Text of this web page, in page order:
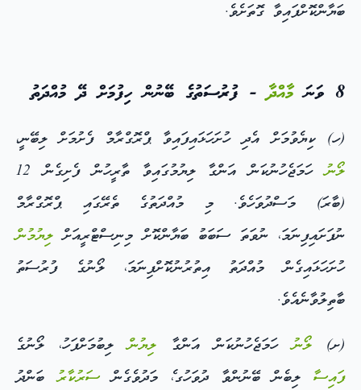
ބަޔާންކޮށްފައިވާ ގޮތަށެވެ.
8 ވަނަ މާއްދާ- ފުރުސަތުގެ ބޭނުން ހިފުމަށް ދޭ މުއްދަތު
(ހ) ކިޔެވުމަށް އެދި ހުށަހަޅައިފައިވާ ޕްރޮގްރާމް ފެށުމަށް ލިބޭނީ،
ލޯނު
ހަމަޖެހުނުކަން އަންގާ ލިޔުމުގައިވާ ތާރީހުން ފެށިގެން 12
(ބާރަ) މަސްދުވަހެވެ. މި މުއްދަތުގެ ތެރޭގައި ޕްރޮގްރާމް
ނުފަށައިފިނަމަ، ނުވަތަ ސަބަބު ބަޔާންކޮށް މިނިސްޓްރީއަށް ލިޔުމުން
ހުށަހަޅައިގެން މުއްދަތު އިތުރުނުކޮށްފިނަމަ، ލޯނުގެ ފުރުސަތު
ބާތިލުވާނެއެވެ.
(ށ)ލޯނުހަމަޖެހުނުކަން އަންގާ ލިޔުންލިބުމަށްފަހު، ލޯނުގެ
ފައިސާލިބެން ބޭނުންވާ ދުވަހުގ،ެ މަދުވެގެންސަރުކާރުބަންދު